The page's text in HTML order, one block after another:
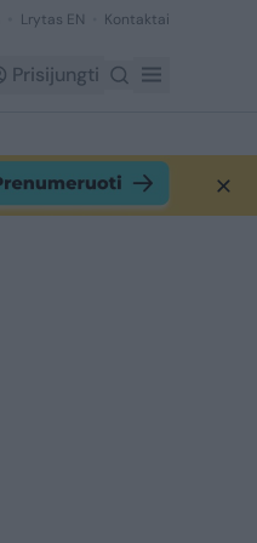
Lrytas EN Kontaktai
Prisijungti